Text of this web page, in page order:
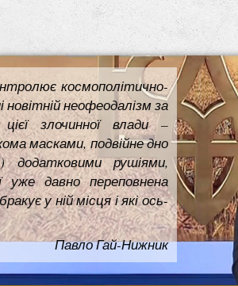
космополітично-
неофеодалізм за
злочинної влади –
масками, подвійне дно
додатковими рушіями,
давно переповнена
у ній місця і які ось-
Павло Гай-Нижник